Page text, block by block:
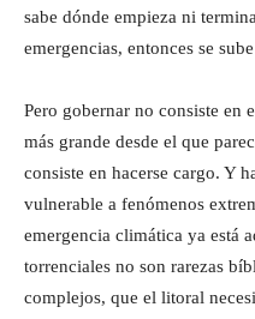
sabe dónde empieza ni
emergencias, entonces se
Pero gobernar no consiste en
más grande desde el que
consiste en hacerse cargo. Y
vulnerable a fenómenos
emergencia climática ya está
torrenciales no son rarezas
complejos, que el litoral